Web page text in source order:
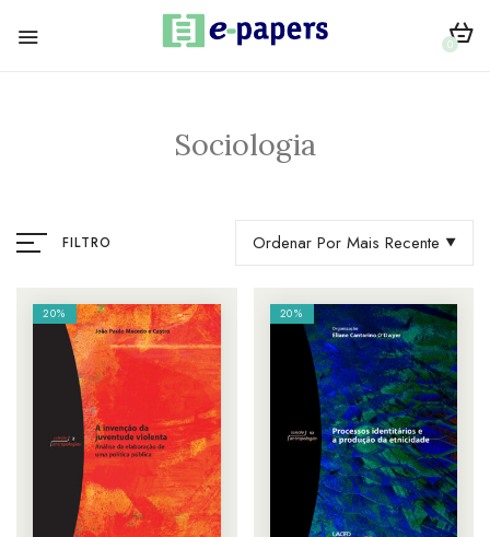
0
Sociologia
FILTRO Ordenar Por Mais Recente
20% 20%